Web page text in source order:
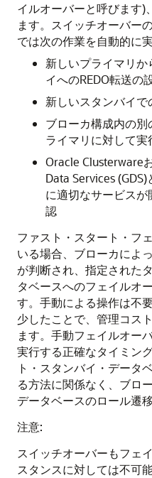
イルオーバーと呼びます)
ます。スイッチオーバー
では次の作業を自動的に実
新しいプライマリ
イへのREDO転送の
新しいスタンバイで
ブローカ構成内の
ライマリに対して
Oracle Clusterware
Data Services
に適切なサービス
認
ファスト・スタート・フ
いる場合、ブローカによ
が判断され、指定された
タベースへのフェイルオ
す。手動による操作は不
少したことで、管理コス
ます。手動フェイルオー
実行する正確なタイミン
ト・スタンバイ・データ
る方法に関係なく、ブロ
データベースのロール遷
注意:
スイッチオーバーもフェ
スタンスに対しては不可能